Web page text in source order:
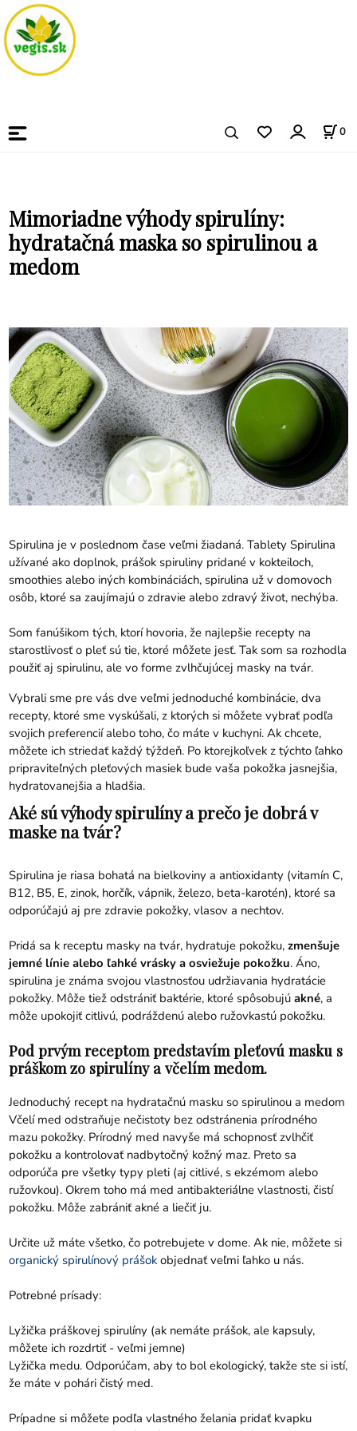
0
Mimoriadne výhody spirulíny:
hydratačná maska ​​so spirulinou a
medom
Spirulina je v poslednom čase veľmi žiadaná. Tablety Spirulina
užívané ako doplnok, prášok spiruliny pridané v kokteiloch,
smoothies alebo iných kombináciách, spirulina už v domovoch
osôb, ktoré sa zaujímajú o zdravie alebo zdravý život, nechýba.
Som fanúšikom tých, ktorí hovoria, že najlepšie recepty na
starostlivosť o pleť sú tie, ktoré môžete jesť. Tak som sa rozhodla
použiť aj spirulinu, ale vo forme zvlhčujúcej masky na tvár.
Vybrali sme pre vás dve veľmi jednoduché kombinácie, dva
recepty, ktoré sme vyskúšali, z ktorých si môžete vybrať podľa
svojich preferencií alebo toho, čo máte v kuchyni. Ak chcete,
môžete ich striedať každý týždeň. Po ktorejkoľvek z týchto ľahko
pripraviteľných pleťových masiek bude vaša pokožka jasnejšia,
hydratovanejšia a hladšia.
Aké sú výhody spirulíny a prečo je dobrá v
maske na tvár?
Spirulina je riasa bohatá na bielkoviny a antioxidanty (vitamín C,
B12, B5, E, zinok, horčík, vápnik, železo, beta-karotén), ktoré sa
odporúčajú aj pre zdravie pokožky, vlasov a nechtov.
Pridá sa k receptu masky na tvár, hydratuje pokožku,zmenšuje
jemné línie alebo ľahké vrásky a osviežuje pokožku. Áno,
spirulina je známa svojou vlastnosťou udržiavania hydratácie
pokožky. Môže tiež odstrániť baktérie, ktoré spôsobujúakné, a
môže upokojiť citlivú, podráždenú alebo ružovkastú pokožku.
Pod prvým receptom predstavím pleťovú masku s
práškom zo spirulíny a včelím medom.
Jednoduchý recept na hydratačnú masku so spirulinou a medom
Včelí med odstraňuje nečistoty bez odstránenia prírodného
mazu pokožky. Prírodný med navyše má schopnosť zvlhčiť
pokožku a kontrolovať nadbytočný kožný maz. Preto sa
odporúča pre všetky typy pleti (aj citlivé, s ekzémom alebo
ružovkou). Okrem toho má med antibakteriálne vlastnosti, čistí
pokožku. Môže zabrániť akné a liečiť ju.
Určite už máte všetko, čo potrebujete v dome. Ak nie, môžete si
organický spirulínový prášok objednať veľmi ľahko u nás.
Potrebné prísady:
Lyžička práškovej spirulíny (ak nemáte prášok, ale kapsuly,
môžete ich rozdrtiť - veľmi jemne)
Lyžička medu. Odporúčam, aby to bol ekologický, takže ste si istí,
že máte v pohári čistý med.
Prípadne si môžete podľa vlastného želania pridať kvapku